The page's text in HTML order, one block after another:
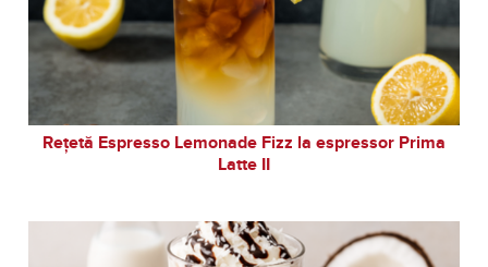
Rețetă Espresso Lemonade Fizz la espressor Prima
Latte II